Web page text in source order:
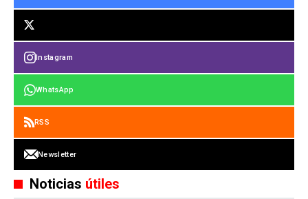
Instagram
WhatsApp
RSS
Newsletter
Noticias útiles